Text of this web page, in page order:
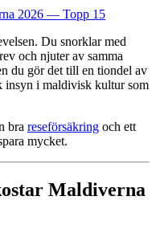
2026 — Topp 15
Du snorklar med
och njuter av samma
du gör det till en tiondel av
insyn i maldivisk kultur som
bra reseförsäkring och ett
mycket.
Maldiverna